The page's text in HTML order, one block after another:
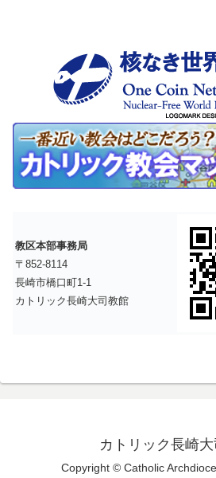
教区本部事務局
〒852-8114
長崎市橋口町1-1
カトリック長崎大司教館
カトリック長崎
Copyright © Catholic